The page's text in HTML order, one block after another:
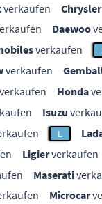
verkaufen Chrysler
Daewoo
verkaufen
verkaufen
verkaufen Honda
Isuzu
L
Ligierverkaufen
Maserati
Microcar